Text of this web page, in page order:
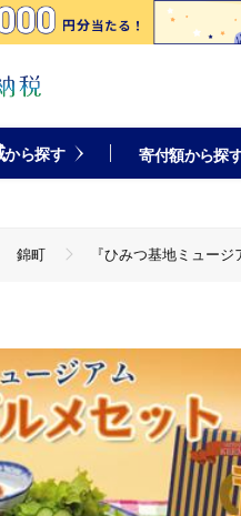
から探す 寄付額から探
錦町 『ひみつ基地ミュー